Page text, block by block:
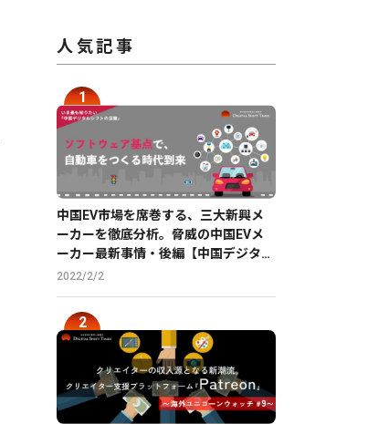
人気記事
中国EV市場を席巻する、三大新興メ
ーカーを徹底分析。脅威の中国EVメ
ーカー最新事情・後編【中国デジタル
企業最前線】
2022/2/2